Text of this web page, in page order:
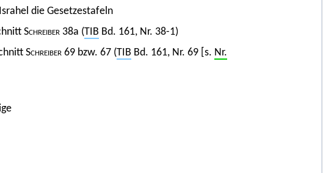
die Gesetzestafeln
Schreiber38a (TIB Bd. 161, Nr. 38-1)
Schreiber69 bzw. 67 (TIB Bd. 161, Nr. 69 [s. Nr.